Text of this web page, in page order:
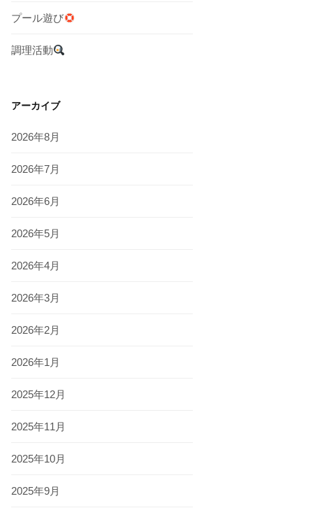
プール遊び
調理活動
アーカイブ
2026年8月
2026年7月
2026年6月
2026年5月
2026年4月
2026年3月
2026年2月
2026年1月
2025年12月
2025年11月
2025年10月
2025年9月